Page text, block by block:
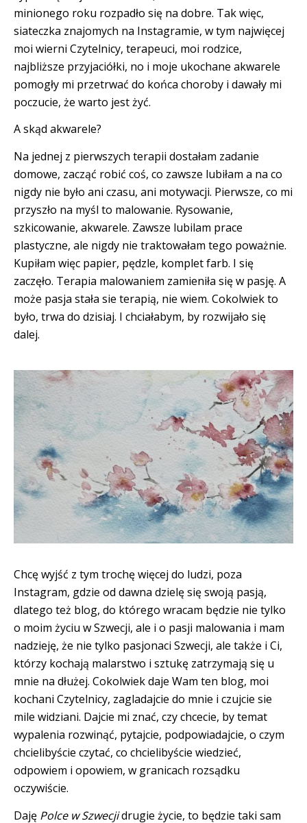
minionego roku rozpadło się na dobre. Tak więc,
siateczka znajomych na Instagramie, w tym najwięcej
moi wierni Czytelnicy, terapeuci, moi rodzice,
najbliższe przyjaciółki, no i moje ukochane akwarele
pomogły mi przetrwać do końca choroby i dawały mi
poczucie, że warto jest żyć.
A skąd akwarele?
Na jednej z pierwszych terapii dostałam zadanie
domowe, zacząć robić coś, co zawsze lubiłam a na co
nigdy nie było ani czasu, ani motywacji. Pierwsze, co mi
przyszło na myśl to malowanie. Rysowanie,
szkicowanie, akwarele. Zawsze lubilam prace
plastyczne, ale nigdy nie traktowałam tego poważnie.
Kupiłam więc papier, pędzle, komplet farb. I się
zaczęło. Terapia malowaniem zamieniła się w pasję. A
może pasja stała sie terapią, nie wiem. Cokolwiek to
było, trwa do dzisiaj. I chciałabym, by rozwijało się
dalej.
Chcę wyjść z tym trochę więcej do ludzi, poza
Instagram, gdzie od dawna dzielę się swoją pasją,
dlatego też blog, do którego wracam będzie nie tylko
o moim życiu w Szwecji, ale i o pasji malowania i mam
nadzieję, że nie tylko pasjonaci Szwecji, ale także i Ci,
którzy kochają malarstwo i sztukę zatrzymają się u
mnie na dłużej. Cokolwiek daje Wam ten blog, moi
kochani Czytelnicy, zagladajcie do mnie i czujcie sie
mile widziani. Dajcie mi znać, czy chcecie, by temat
wypalenia rozwinąć, pytajcie, podpowiadajcie, o czym
chcielibyście czytać, co chcielibyście wiedzieć,
odpowiem i opowiem, w granicach rozsądku
oczywiście.
Daję Polce w Szwecjidrugie życie, to będzie taki sam